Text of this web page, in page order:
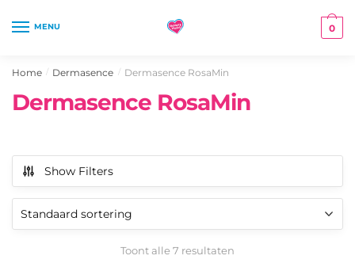
MENU 0
Home / Dermasence / Dermasence RosaMin
Dermasence RosaMin
Show Filters
Toont alle 7 resultaten